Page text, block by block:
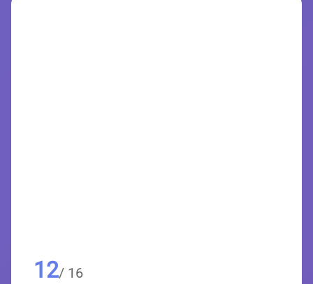
12/ 16